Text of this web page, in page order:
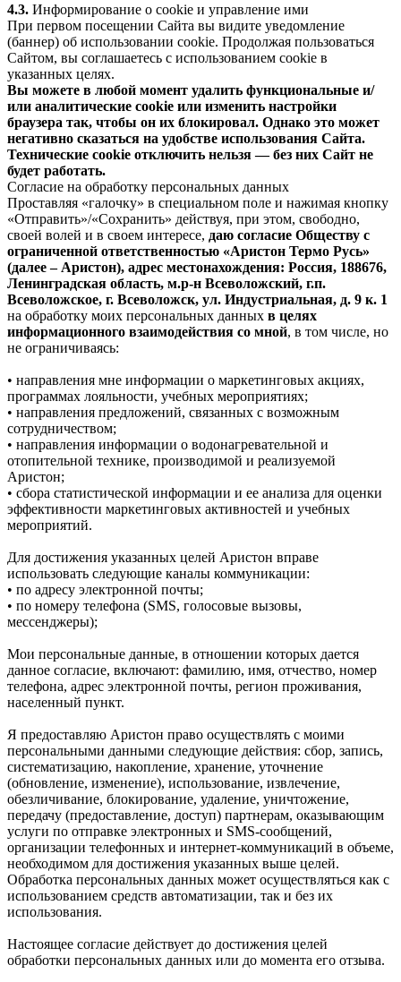
4.3. Информирование о cookie и управление ими
При первом посещении Сайта вы видите уведомление
(баннер) об использовании cookie. Продолжая пользоваться
Сайтом, вы соглашаетесь с использованием cookie в
указанных целях.
Вы можете в любой момент удалить функциональные и/
или аналитические cookie или изменить настройки
браузера так, чтобы он их блокировал. Однако это может
негативно сказаться на удобстве использования Сайта.
Технические cookie отключить нельзя — без них Сайт не
будет работать.
Согласие на обработку персональных данных
Проставляя «галочку» в специальном поле и нажимая кнопку
«Отправить»/«Сохранить» действуя, при этом, свободно,
своей волей и в своем интересе, даю согласие Обществу с
ограниченной ответственностью «Аристон Термо Русь»
(далее – Аристон), адрес местонахождения: Россия, 188676,
Ленинградская область, м.р-н Всеволожский, г.п.
Всеволожское, г. Всеволожск, ул. Индустриальная, д. 9 к. 1
на обработку моих персональных данных в целях
информационного взаимодействия со мной, в том числе, но
не ограничиваясь:
• направления мне информации о маркетинговых акциях,
программах лояльности, учебных мероприятиях;
• направления предложений, связанных с возможным
сотрудничеством;
• направления информации о водонагревательной и
отопительной технике, производимой и реализуемой
Аристон;
• сбора статистической информации и ее анализа для оценки
эффективности маркетинговых активностей и учебных
мероприятий.
Для достижения указанных целей Аристон вправе
использовать следующие каналы коммуникации:
• по адресу электронной почты;
• по номеру телефона (SMS, голосовые вызовы,
мессенджеры);
Мои персональные данные, в отношении которых дается
данное согласие, включают: фамилию, имя, отчество, номер
телефона, адрес электронной почты, регион проживания,
населенный пункт.
Я предоставляю Аристон право осуществлять с моими
персональными данными следующие действия: сбор, запись,
систематизацию, накопление, хранение, уточнение
(обновление, изменение), использование, извлечение,
обезличивание, блокирование, удаление, уничтожение,
передачу (предоставление, доступ) партнерам, оказывающим
услуги по отправке электронных и SMS‑сообщений,
организации телефонных и интернет‑коммуникаций в объеме,
необходимом для достижения указанных выше целей.
Обработка персональных данных может осуществляться как с
использованием средств автоматизации, так и без их
использования.
Настоящее согласие действует до достижения целей
обработки персональных данных или до момента его отзыва.